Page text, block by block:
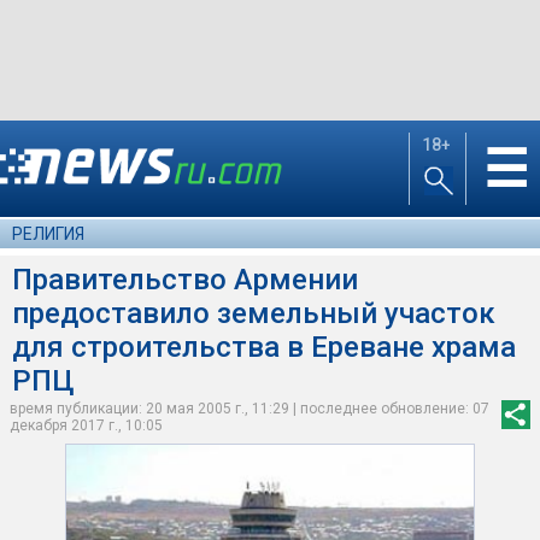
18+ ☰
РЕЛИГИЯ
Правительство Армении
предоставило земельный участок
для строительства в Ереване храма
РПЦ
время публикации: 20 мая 2005 г., 11:29 | последнее обновление: 07
декабря 2017 г., 10:05